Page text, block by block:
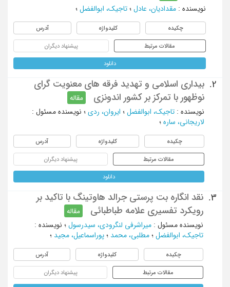
نویسنده : مقدادیان، عادل ؛ تاجیک، ابوالفضل ؛
چکیده کلیدواژه آدرس
مقالات مرتبط پیشنهاد دیگران
دانلود
2.
بیداری اسلامی و تهدید فرقه های معنویت گرای
نوظهور با تمرکز بر کشور اندونزی
مقاله
نویسنده : تاجیک، ابوالفضل ؛ ایروان، ردی ؛ نویسنده مسئول :
لاریجانی، ساره ؛
چکیده کلیدواژه آدرس
مقالات مرتبط پیشنهاد دیگران
دانلود
3.
نقد انگاره بت پرستی جرالد هاوتینگ با تاکید بر
رویکرد تفسیری علامه طباطبائی
مقاله
نویسنده مسئول : میراشرفی لنگرودی، سیدرسول ؛ نویسنده :
تاجیک، ابوالفضل ؛ مطلبی، محمد ؛ پوراسماعیل، مجید ؛
چکیده کلیدواژه آدرس
مقالات مرتبط پیشنهاد دیگران